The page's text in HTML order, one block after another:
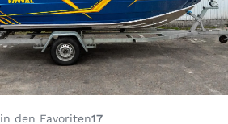
in den Favoriten17